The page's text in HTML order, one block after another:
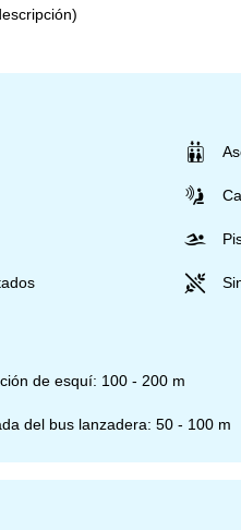
de esquí: 100 - 200 m
del bus lanzadera: 50 - 100 m